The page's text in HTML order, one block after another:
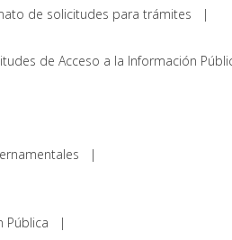
de solicitudes para trámites |
de Acceso a la Información
|
Pública |